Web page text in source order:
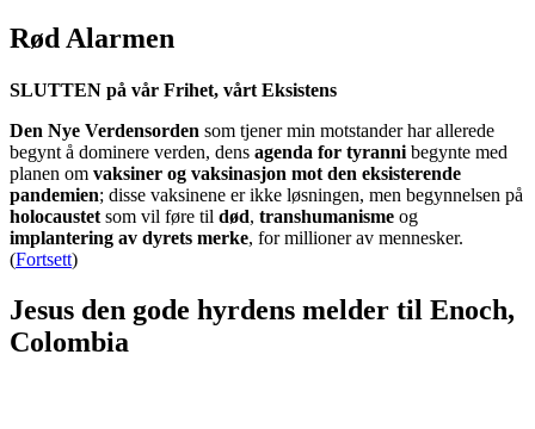
Rød Alarmen
SLUTTEN på vår Frihet, vårt Eksistens
Den Nye Verdensorden som tjener min motstander har allerede
begynt å dominere verden, dens agenda for tyranni begynte med
planen om vaksiner og vaksinasjon mot den eksisterende
pandemien; disse vaksinene er ikke løsningen, men begynnelsen på
holocaustet som vil føre til død, transhumanisme og
implantering av dyrets merke, for millioner av mennesker.
(Fortsett)
Jesus den gode hyrdens melder til Enoch,
Colombia